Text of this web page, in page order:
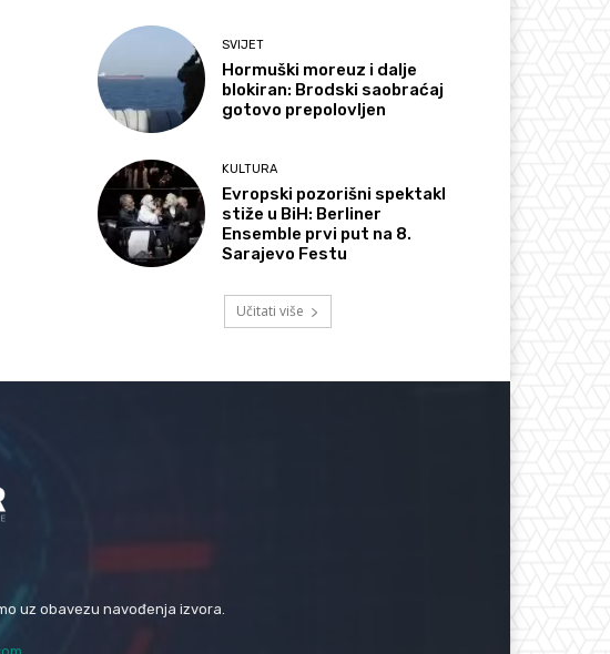
SVIJET
Hormuški moreuz i dalje
blokiran: Brodski saobraćaj
gotovo prepolovljen
KULTURA
Evropski pozorišni spektakl
stiže u BiH: Berliner
Ensemble prvi put na 8.
Sarajevo Festu
Učitati više
uz obavezu navođenja izvora.